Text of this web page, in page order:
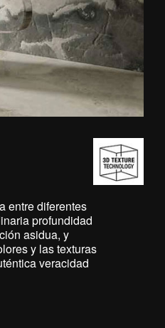
entre diferentes
profundidad
asidua, y
y las texturas
veracidad